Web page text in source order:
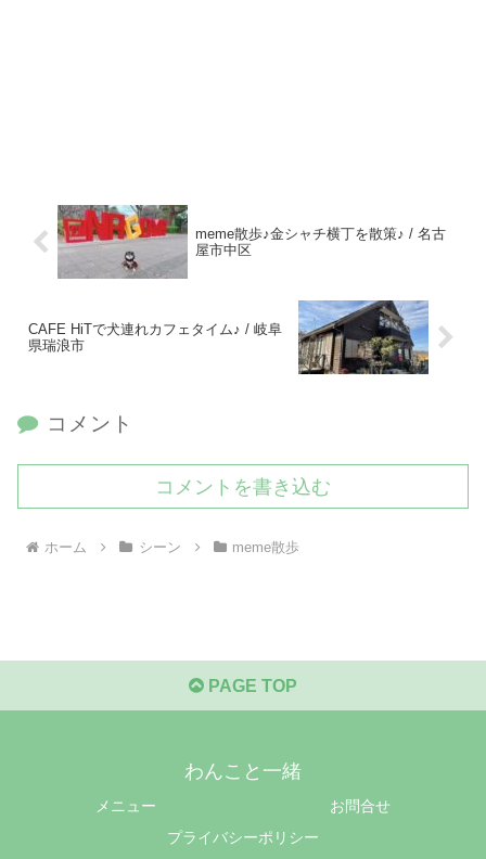
meme散歩♪金シャチ横丁を散策♪ / 名古
屋市中区
CAFE HiTで犬連れカフェタイム♪ / 岐阜
県瑞浪市
コメント
コメントを書き込む
ホーム シーン meme散歩
PAGE TOP
わんこと一緒
メニュー
お問合せ
プライバシーポリシー